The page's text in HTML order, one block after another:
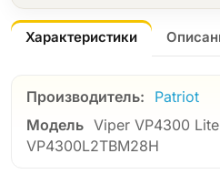
Характеристики
Производитель:
Patriot
Модель Viper VP4300
VP4300L2TBM28H